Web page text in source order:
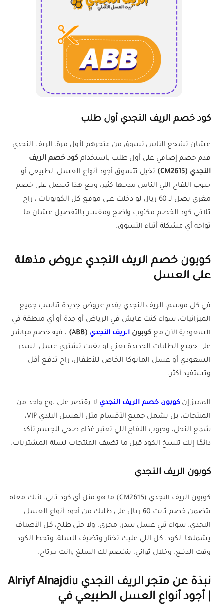
كود خصم الريف النجدي أول طلب
عشان تشجع الناس تسوق من متجرهم لأول مرة، الريف النجدي
قدم خصم إضافي على أول طلب باستخدام كود خصم الريف
النجدي (CM2615)
تخيل تتسوق أجود أنواع العسل الطبيعي أو
حبوب اللقاح اللي الناس مدحها كثير، ومع هذا تحصل على خصم
مغري يصل لـ 60 ريال لو دخلت على موقع كل الكوبونات ، راح
تلاقي كود الخصم مكتوب واضح ومفسر بالتفصيل عشان ما
تواجه أي مشكلة أثناء التسوق.
كوبون خصم الريف النجدي عروض مذهلة
على العسل
في كل موسم، الريف النجدي يقدم عروض جديدة تناسب جميع
الميزانيات، سواء كنت عايش في الرياض أو جدة أو أي منطقة في
السعودية الآن مع كوبون الريف النجدي (ABB)
، فيه خصم مباشر
على جميع الطلبات الجديدة يعني لو بغيت تشتري عسل السدر
السعودي أو عسل المانوكا الخاص للأطفال، راح تدفع أقل
وتستفيد أكثر.
المميز إن كوبون خصم الريف النجدي لا يقتصر على نوع واحد من
المنتجات، بل يشمل جميع الأقسام مثل العسل البلدي VIP،
شمع النحل، وحبوب اللقاح اللي تعتبر غذاء صحي للجسم تأكد
دائمًا إنك تنسخ الكود قبل ما تضيف المنتجات لسلة المشتريات.
كوبون الريف النجدي
كوبون الريف النجدي (CM2615) ما هو مثل أي كود ثاني. لأنك معاه
بتضمن خصم ثابت 60 ريال على طلبك من أجود أنواع العسل
النجدي. سواء تبي عسل سدر، مجرى، ولا حتى طلح، كل الأصناف
يشملها الكود. كل اللي عليك تختار وتضيف للسلة، وتحط الكود
وقت الدفع. وخلال ثواني، ينخصم لك المبلغ وانت مرتاح.
نبذة عن متجر الريف النجدي Alriyf Alnajdiu
| أجود أنواع العسل الطبيعي في